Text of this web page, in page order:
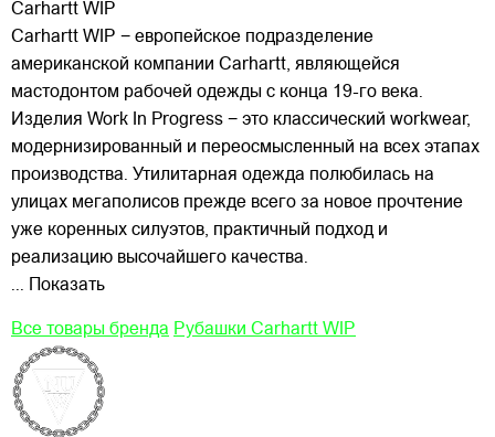
Carhartt WIP
Carhartt WIP − европейское подразделение
американской компании Carhartt, являющейся
мастодонтом рабочей одежды с конца 19-го века.
Изделия Work In Progress − это классический workwear,
модернизированный и переосмысленный на всех этапах
производства. Утилитарная одежда полюбилась на
улицах мегаполисов прежде всего за новое прочтение
уже коренных силуэтов, практичный подход и
реализацию высочайшего качества.
... Показать
Все товары бренда Рубашки Carhartt WIP